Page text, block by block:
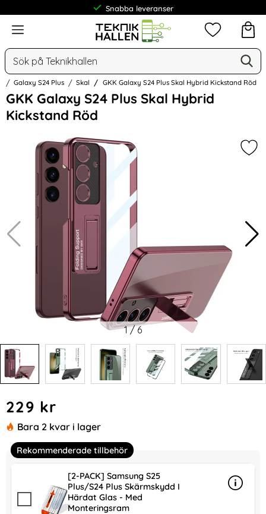
Snabba leveranser
Frakt från 19 kr
Meny
Sök
Mina
Galaxy S24 Plus Skal GKK Galaxy S24 Plus Skal Hybrid Kickstand Röd
GKK Galaxy S24 Plus Skal Hybrid
Kickstand Röd
Hoppa
över
Bilder
1/6
pris
229 kr
Bara 2 kvar i lager
Rekommenderade tillbehör
[2-PACK] Samsung S25
Plus/S24 Plus Skärmskydd I
Härdat Glas - Med
Monteringsram
Info
mer